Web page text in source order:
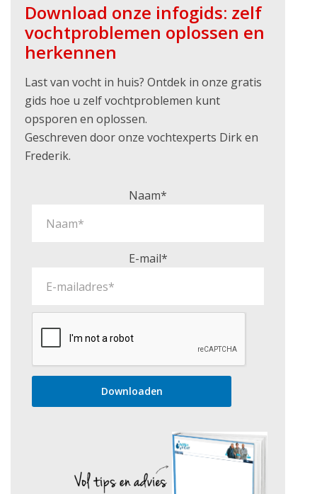
Download onze infogids: zelf
vochtproblemen oplossen en
herkennen
Last van vocht in huis? Ontdek in onze gratis
gids hoe u zelf vochtproblemen kunt
opsporen en oplossen.
Geschreven door onze vochtexperts Dirk en
Frederik.
Naam*
E-mail*